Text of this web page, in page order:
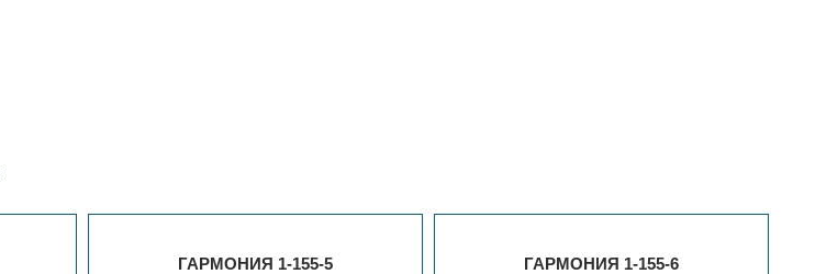
ГАРМОНИЯ 1-155-5 ГАРМОНИЯ 1-155-6